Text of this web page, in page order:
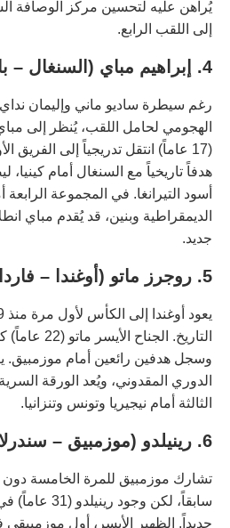
يُراهن عليه لتحسين مركز الوصافة
إلى اللقب الرابع.
4. إبراهيم مباي (السنغال – باريس سان جيرمان)
رغم سيطرة ساديو ماني وإليمان
الهجومي لحامل اللقب، يُنظر إلى
(17 عاماً) انتقل تدريجياً إلى
هدفاً تاريخياً مع السنغال أمام
أسود التيرانغا. في المجموعة الرابعة
الديمقراطية وبنين، قد يُقدم مباي
جديد.
5. روجرز ماتو (أوغندا – فاردار المقدوني)
التاريخ.
وسجل هدفين رائعين أمام موزمبيق.
الدوري المقدوني، ويُعد الورقة
الثالثة أمام نيجيريا وتونس وتنزانيا.
6. رينيلدو (موزمبيق – سندرلاند الإنجليزي)
تشارك موزمبيق للمرة الخامسة دون
سابقاً، لكن
جديداً. الظهير الأيسر، أول موزمبيقي